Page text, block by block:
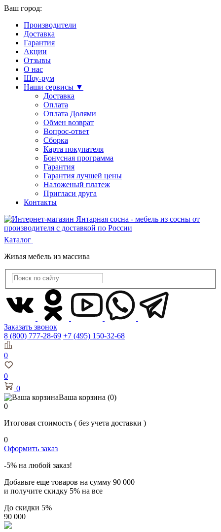
Ваш город:
Производители
Доставка
Гарантия
Акции
Отзывы
О нас
Шоу-рум
Наши сервисы ▼
Доставка
Оплата
Оплата Долями
Обмен возврат
Вопрос-ответ
Сборка
Карта покупателя
Бонусная программа
Гарантия
Гарантия лучшей цены
Наложеный платеж
Пригласи друга
Контакты
Каталог
Живая мебель из массива
Заказать звонок
8 (800) 777-28-69 +7 (495) 150-32-68
0
0
0
Ваша корзина (0)
0
Итоговая стоимость ( без учета доставки )
0
Оформить заказ
-5% на любой заказ!
Добавьте еще товаров на сумму 90 000
и получите скидку 5% на все
До скидки 5%
90 000